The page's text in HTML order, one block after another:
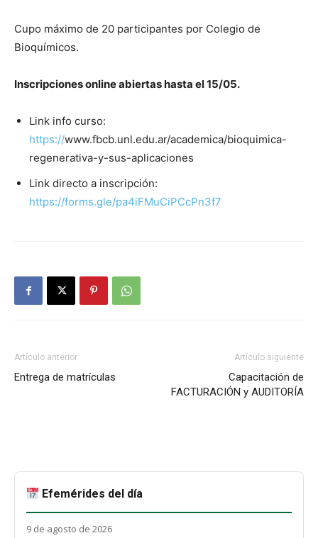
Cupo máximo de 20 participantes por Colegio de
Bioquímicos.
Inscripciones online abiertas hasta el 15/05.
Link info curso:
https://www.fbcb.unl.edu.ar/academica/bioquimica-
regenerativa-y-sus-aplicaciones
Link directo a inscripción:
https://forms.gle/pa4iFMuCiPCcPn3f7
Artículo anterior
Entrega de matrículas
Artículo siguiente
Capacitación de
FACTURACIÓN y AUDITORÍA
Efemérides del día
9 de agosto de 2026